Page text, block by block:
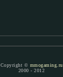
Copyright © mmogaming.ru
2000 - 2012